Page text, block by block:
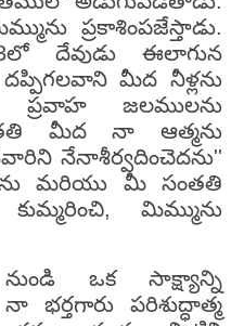
ప్రకాశింపజేస్తాడు.
దేవుడు ఈలాగున
దప్పిగలవాని మీద నీళ్లను
జలములను
మీద నా ఆత్మను
నేనాశీర్వదించెదను''
మరియు మీ సంతతి
మిమ్మును
ఒక సాక్ష్యాన్ని
భర్తగారు పరిశుద్ధాత్మ